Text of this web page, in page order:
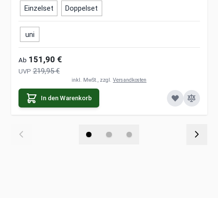
Einzelset Doppelset
uni
Ab 151,90 €
UVP 219,95 €
inkl. MwSt., zzgl. Versandkosten
In den Warenkorb